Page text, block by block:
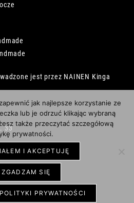
jest przez NAINEN Kinga
33
jak najlepsze korzystanie ze
lub je odrzuć klikając wybraną
także przeczytać szczegółową
prywatności.
I AKCEPTUJĘ
ZGADZAM SIĘ
PRYWATNOŚCI